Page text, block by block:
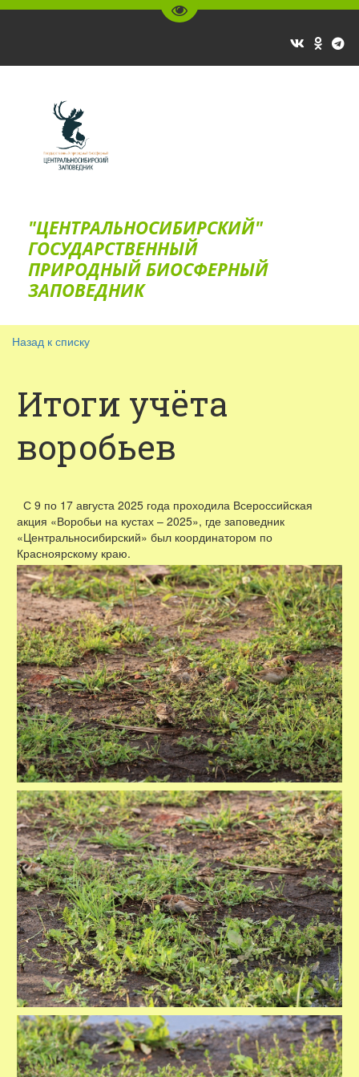
Перейти на версию для
"ЦЕНТРАЛЬНОСИБИРСКИЙ"
ГОС­УДАРСТВЕННЫЙ
ПРИРОДНЫЙ БИОСФЕРНЫЙ
ЗАПОВЕДНИК
Назад к списку
Итоги учёта
воробьев
С 9 по 17 августа 2025 года проходила Всероссийская
акция «Воробьи на кустах – 2025», где заповедник
«Центральносибирский» был координатором по
Красноярскому краю.